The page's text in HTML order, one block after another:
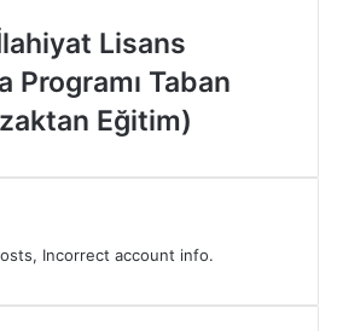
Lisans
Programı Taban
Eğitim)
Incorrect account info.